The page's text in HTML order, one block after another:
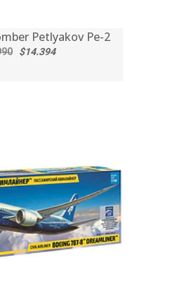
Petlyakov Pe-2
$14.394